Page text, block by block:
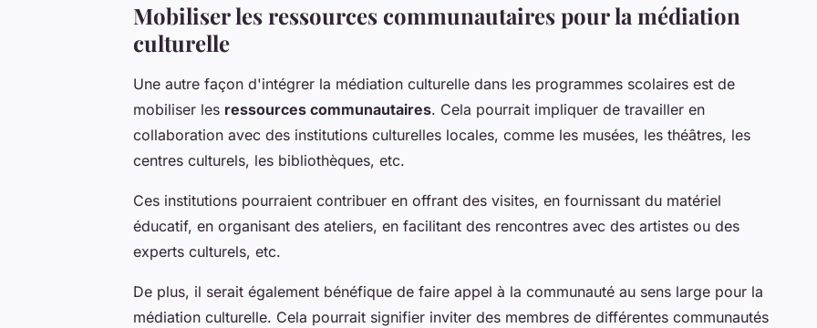
Mobiliser les ressources communautaires pour la médiation
culturelle
Une autre façon d'intégrer la médiation culturelle dans les programmes scolaires est de
mobiliser les ressources communautaires. Cela pourrait impliquer de travailler en
collaboration avec des institutions culturelles locales, comme les musées, les théâtres, les
centres culturels, les bibliothèques, etc.
Ces institutions pourraient contribuer en offrant des visites, en fournissant du matériel
éducatif, en organisant des ateliers, en facilitant des rencontres avec des artistes ou des
experts culturels, etc.
De plus, il serait également bénéfique de faire appel à la communauté au sens large pour la
médiation culturelle. Cela pourrait signifier inviter des membres de différentes communautés